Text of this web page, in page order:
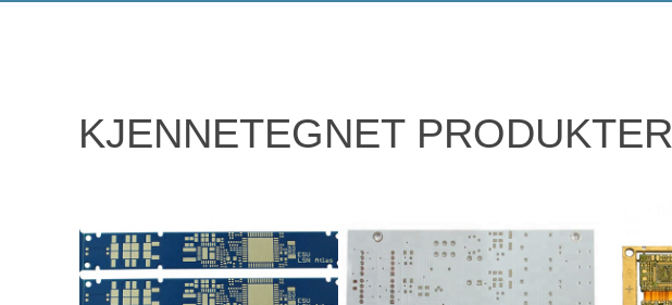
KJENNETEGNET PRODUKTER